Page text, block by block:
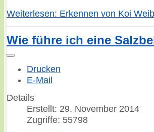
Weiterlesen: Erkennen von Koi
Wie führe ich eine
Drucken
E-Mail
Details
Erstellt: 29. November 2014
Zugriffe: 55798